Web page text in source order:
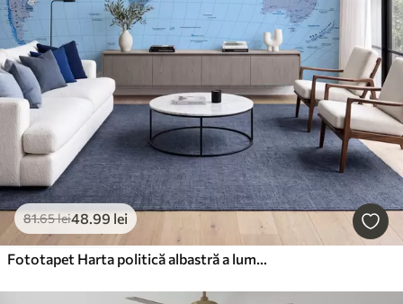
81.65lei48.99 lei
Fototapet Harta politică albastră a lumii cu steaguri, în limba engleză